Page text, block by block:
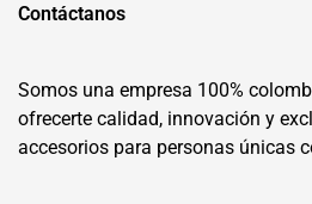
Contáctanos
Somos una empresa 100%
ofrecerte calidad, innovación y
accesorios para personas únicas